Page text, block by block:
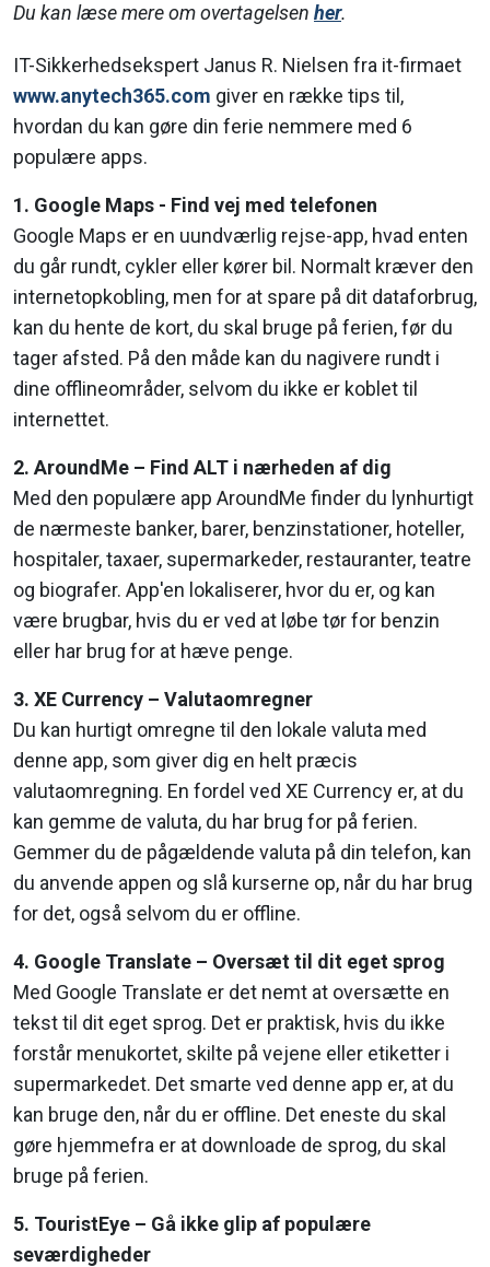
Du kan læse mere om overtagelsen her.
IT-Sikkerhedsekspert Janus R. Nielsen fra it-firmaet
www.anytech365.com giver en række tips til,
hvordan du kan gøre din ferie nemmere med 6
populære apps.
1. Google Maps - Find vej med telefonen
Google Maps er en uundværlig rejse-app, hvad enten
du går rundt, cykler eller kører bil. Normalt kræver den
internetopkobling, men for at spare på dit dataforbrug,
kan du hente de kort, du skal bruge på ferien, før du
tager afsted. På den måde kan du nagivere rundt i
dine offlineområder, selvom du ikke er koblet til
internettet.
2. AroundMe – Find ALT i nærheden af dig
Med den populære app AroundMe finder du lynhurtigt
de nærmeste banker, barer, benzinstationer, hoteller,
hospitaler, taxaer, supermarkeder, restauranter, teatre
og biografer. App'en lokaliserer, hvor du er, og kan
være brugbar, hvis du er ved at løbe tør for benzin
eller har brug for at hæve penge.
3. XE Currency – Valutaomregner
Du kan hurtigt omregne til den lokale valuta med
denne app, som giver dig en helt præcis
valutaomregning. En fordel ved XE Currency er, at du
kan gemme de valuta, du har brug for på ferien.
Gemmer du de pågældende valuta på din telefon, kan
du anvende appen og slå kurserne op, når du har brug
for det, også selvom du er offline.
4. Google Translate – Oversæt til dit eget sprog
Med Google Translate er det nemt at oversætte en
tekst til dit eget sprog. Det er praktisk, hvis du ikke
forstår menukortet, skilte på vejene eller etiketter i
supermarkedet. Det smarte ved denne app er, at du
kan bruge den, når du er offline. Det eneste du skal
gøre hjemmefra er at downloade de sprog, du skal
bruge på ferien.
5. TouristEye – Gå ikke glip af populære
seværdigheder